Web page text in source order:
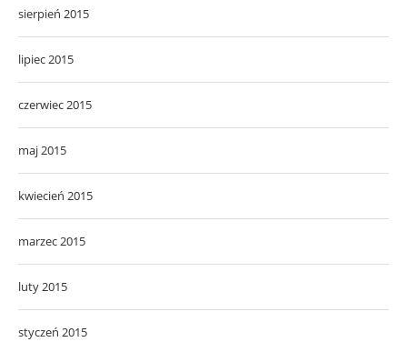
sierpień 2015
lipiec 2015
czerwiec 2015
maj 2015
kwiecień 2015
marzec 2015
luty 2015
styczeń 2015